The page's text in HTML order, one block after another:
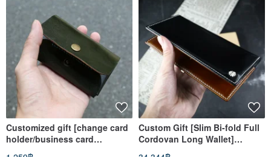
Customized gift [change card
holder/business card
holder/youyou
Custom Gift [Slim Bi-fold Full
Cordovan Long Wallet]
Cordovan Leather Custom